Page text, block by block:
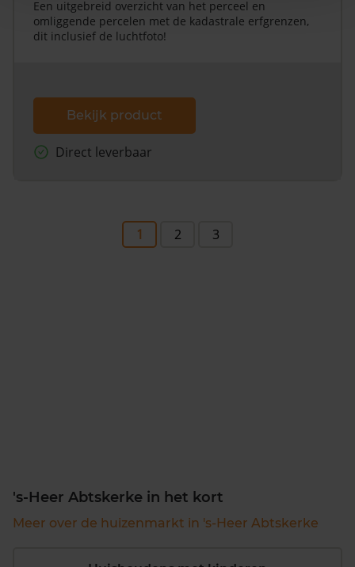
Een uitgebreid overzicht van het perceel en
omliggende percelen met de kadastrale erfgrenzen,
dit inclusief de luchtfoto!
Bekijk product
Direct leverbaar
1 2 3
's-Heer Abtskerke in het kort
Meer over de huizenmarkt in 's-Heer Abtskerke